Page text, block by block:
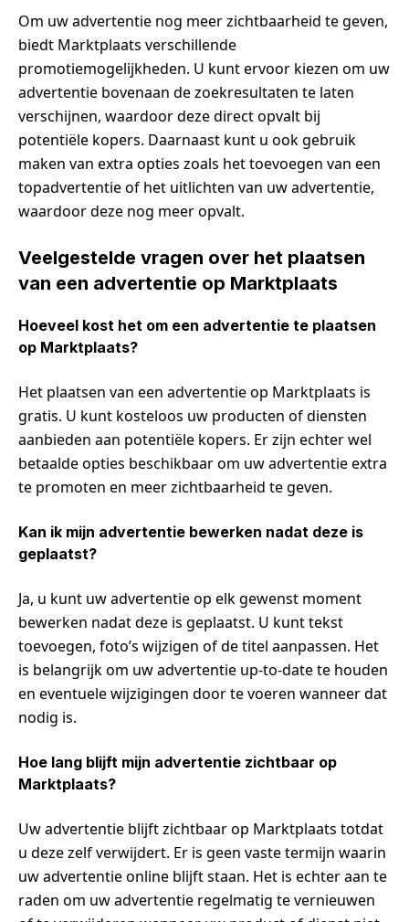
Om uw advertentie nog meer zichtbaarheid te geven,
biedt Marktplaats verschillende
promotiemogelijkheden. U kunt ervoor kiezen om uw
advertentie bovenaan de zoekresultaten te laten
verschijnen, waardoor deze direct opvalt bij
potentiële kopers. Daarnaast kunt u ook gebruik
maken van extra opties zoals het toevoegen van een
topadvertentie of het uitlichten van uw advertentie,
waardoor deze nog meer opvalt.
Veelgestelde vragen over het plaatsen
van een advertentie op Marktplaats
Hoeveel kost het om een advertentie te plaatsen
op Marktplaats?
Het plaatsen van een advertentie op Marktplaats is
gratis. U kunt kosteloos uw producten of diensten
aanbieden aan potentiële kopers. Er zijn echter wel
betaalde opties beschikbaar om uw advertentie extra
te promoten en meer zichtbaarheid te geven.
Kan ik mijn advertentie bewerken nadat deze is
geplaatst?
Ja, u kunt uw advertentie op elk gewenst moment
bewerken nadat deze is geplaatst. U kunt tekst
toevoegen, foto’s wijzigen of de titel aanpassen. Het
is belangrijk om uw advertentie up-to-date te houden
en eventuele wijzigingen door te voeren wanneer dat
nodig is.
Hoe lang blijft mijn advertentie zichtbaar op
Marktplaats?
Uw advertentie blijft zichtbaar op Marktplaats totdat
u deze zelf verwijdert. Er is geen vaste termijn waarin
uw advertentie online blijft staan. Het is echter aan te
raden om uw advertentie regelmatig te vernieuwen